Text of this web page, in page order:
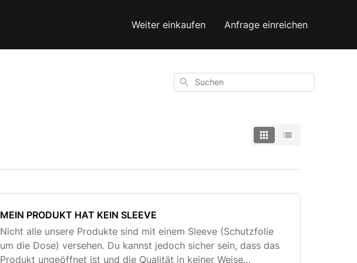
Weiter einkaufen Anfrage einreichen
Suchen
MEIN PRODUKT HAT KEIN SLEEVE
Nicht alle unsere Produkte sind mit einem Sleeve (Schutzfolie
um die Dose) versehen. Du kannst jedoch sicher sein, dass das
Produkt ungeöffnet ist und die Qualität in keiner Weise